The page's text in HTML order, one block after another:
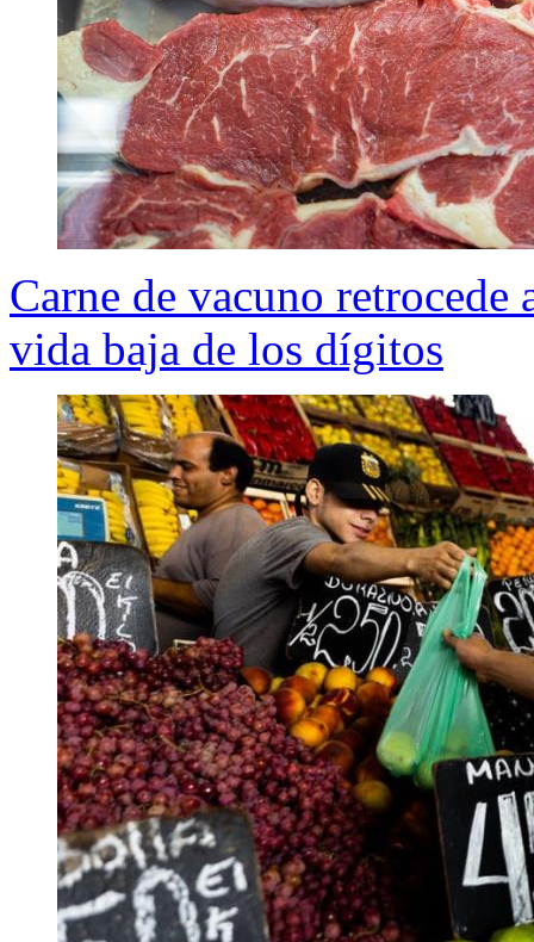
Carne de vacuno retrocede
vida baja de los dígitos